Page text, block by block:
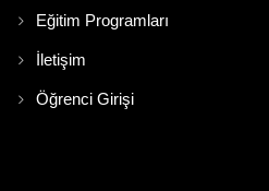
Eğitim Programları
İletişim
Öğrenci Girişi